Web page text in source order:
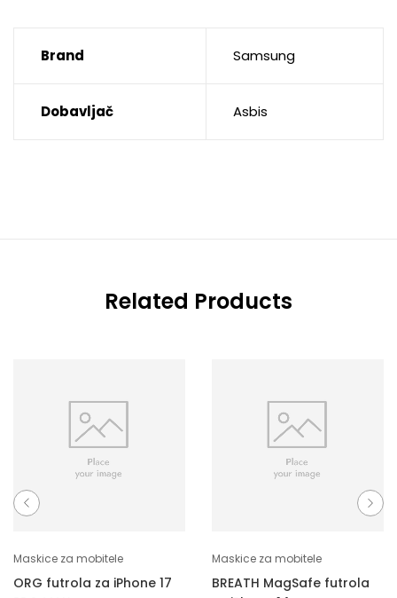
Brand Samsung
Dobavljač Asbis
Related Products
Maskice za mobitele
ORG futrola za iPhone 17
Maskice za mobitele
BREATH MagSafe futrola